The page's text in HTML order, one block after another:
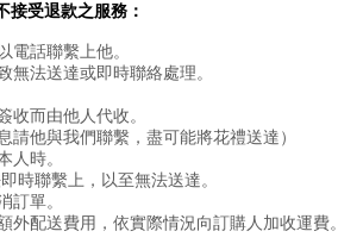
接受退款之服務：
電話聯繫上他。
法送達或即時聯絡處理。
而由他人代收。
他與我們聯繫，盡可能將花禮送達）
人時。
時聯繫上，以至無法送達。
訂單。
配送費用，依實際情況向訂購人加收運費。